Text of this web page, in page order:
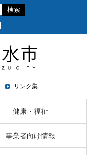
リンク集
健康・福祉
事業者向け情報